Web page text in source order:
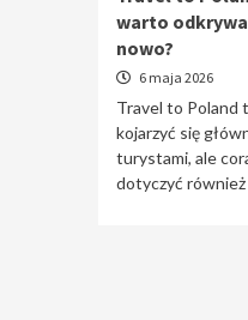
warto
nowo?
6 maja 2026
Travel to Poland
kojarzyć się
turystami, ale
dotyczyć również